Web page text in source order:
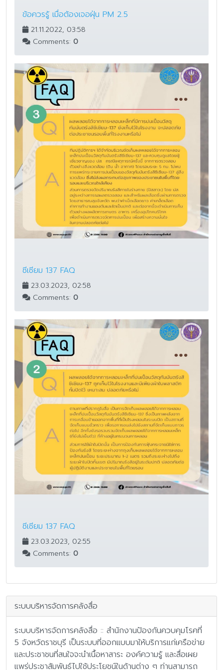
ข้อควรรู้ เมื่อต้องเจอฝุ่น PM 2.5
21.11.2022, 03:58
Comments: 0
ซีเซียม 137 FAQ
23.03.2023, 02:58
Comments: 0
ซีเซียม 137 FAQ
23.03.2023, 02:55
Comments: 0
ระบบบริหารจัดการคลังสื่อ
ระบบบริหารจัดการคลังสื่อ :: สำนักงานป้องกันควบคุมโรคที่
5 จังหวัดราชบุรี เป็นระบบที่ออกแบบมาให้บริการแก่เครือข่าย
และประชาชนที่สนใจจะนำเนื้อหาสาระ องค์ความรู้ และสื่อเผย
แพร่ประชาสัมพันธ์ไปใช้ประโยชน์ในด้านต่าง ๆ ท่านสามารถ